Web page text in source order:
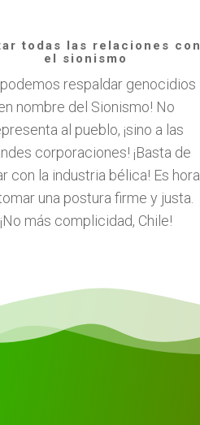
todas las relaciones con
el sionismo
podemos respaldar genocidios
nombre del Sionismo! No
al pueblo, ¡sino a las
corporaciones! ¡Basta de
con la industria bélica! Es hora
una postura firme y justa.
¡No más complicidad, Chile!